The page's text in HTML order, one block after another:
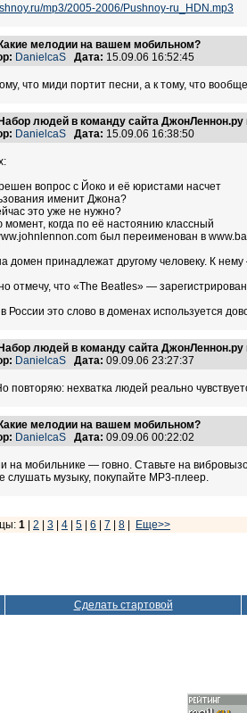
mp3/2005-2006/Pushnoy-ru_HDN.mp3
мелодии на вашем мобильном?
DanielcaS Дата: 15.09.06 16:52:45
что миди портит песни, а к тому, что
людей в команду сайта ДжонЛеннон.ру
DanielcaS Дата: 15.09.06 16:38:50
вопрос с Йоко и её юристами насчет
именит Джона?
это уже не нужно?
когда по её настоянию классный
был переименован в
домен принадлежат другому человеку. К
отмечу, что «The Beatles» —
России это слово в доменах используется
людей в команду сайта ДжонЛеннон.ру
DanielcaS Дата: 09.09.06 23:27:37
повторяю: нехватка людей реально
мелодии на вашем мобильном?
DanielcaS Дата: 09.09.06 00:22:02
на мобильнике — говно. Ставьте на
слушать музыку, покупайте MP3-плеер.
1 | 2 | 3 | 4 | 5 | 6 | 7 | 8 | Еще>>
Сделать стартовой